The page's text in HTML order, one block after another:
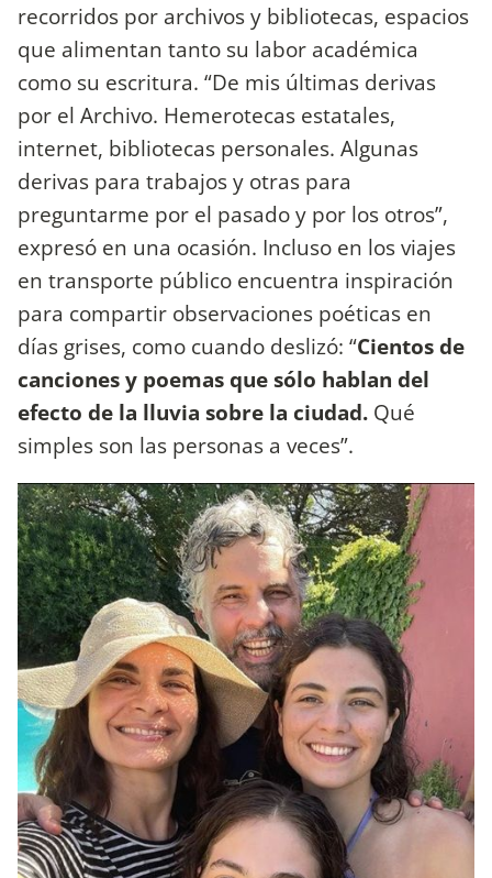
recorridos por archivos y bibliotecas, espacios
que alimentan tanto su labor académica
como su escritura. “De mis últimas derivas
por el Archivo. Hemerotecas estatales,
internet, bibliotecas personales. Algunas
derivas para trabajos y otras para
preguntarme por el pasado y por los otros”,
expresó en una ocasión. Incluso en los viajes
en transporte público encuentra inspiración
para compartir observaciones poéticas en
días grises, como cuando deslizó: “Cientos de
canciones y poemas que sólo hablan del
efecto de la lluvia sobre la ciudad. Qué
simples son las personas a veces”.